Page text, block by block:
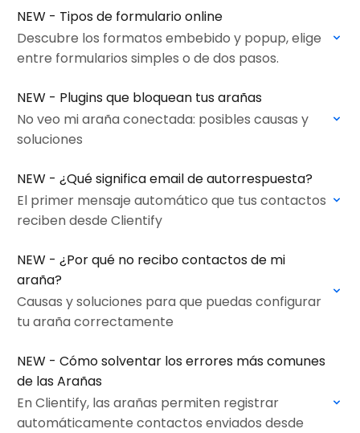
NEW - Tipos de formulario online
Descubre los formatos embebido y popup, elige
entre formularios simples o de dos pasos.
NEW - Plugins que bloquean tus arañas
No veo mi araña conectada: posibles causas y
soluciones
NEW - ¿Qué significa email de autorrespuesta?
El primer mensaje automático que tus contactos
reciben desde Clientify
NEW - ¿Por qué no recibo contactos de mi
araña?
Causas y soluciones para que puedas configurar
tu araña correctamente
NEW - Cómo solventar los errores más comunes
de las Arañas
En Clientify, las arañas permiten registrar
automáticamente contactos enviados desde